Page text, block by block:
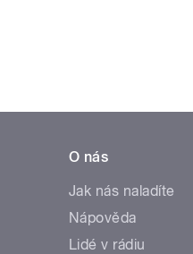
O nás
Jak nás naladíte
Nápověda
Lidé v rádiu